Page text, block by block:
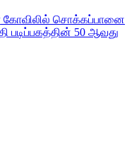
கோவிலில் சொக்கப்பானை
படிப்பகத்தின் 50 ஆவது